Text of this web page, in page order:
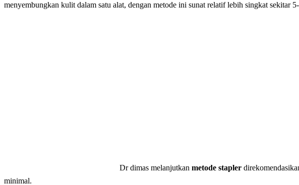
menyembungkan kulit dalam satu alat, dengan metode ini sunat relatif lebih singkat sekitar
Dr dimas melanjutkan metode stapler
minimal.